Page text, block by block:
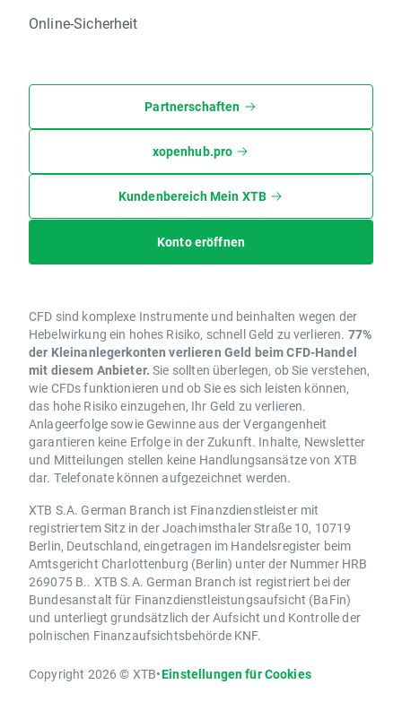
Online-Sicherheit
Partnerschaften
xopenhub.pro
Kundenbereich Mein XTB
Konto eröffnen
CFD sind komplexe Instrumente und beinhalten wegen der
Hebelwirkung ein hohes Risiko, schnell Geld zu verlieren. 77%
der Kleinanlegerkonten verlieren Geld beim CFD-Handel
mit diesem Anbieter. Sie sollten überlegen, ob Sie verstehen,
wie CFDs funktionieren und ob Sie es sich leisten können,
das hohe Risiko einzugehen, Ihr Geld zu verlieren.
Anlageerfolge sowie Gewinne aus der Vergangenheit
garantieren keine Erfolge in der Zukunft. Inhalte, Newsletter
und Mitteilungen stellen keine Handlungsansätze von XTB
dar. Telefonate können aufgezeichnet werden.
XTB S.A. German Branch ist Finanzdienstleister mit
registriertem Sitz in der Joachimsthaler Straße 10, 10719
Berlin, Deutschland, eingetragen im Handelsregister beim
Amtsgericht Charlottenburg (Berlin) unter der Nummer HRB
269075 B.. XTB S.A. German Branch ist registriert bei der
Bundesanstalt für Finanzdienstleistungsaufsicht (BaFin)
und unterliegt grundsätzlich der Aufsicht und Kontrolle der
polnischen Finanzaufsichtsbehörde KNF.
Copyright 2026 © XTB•Einstellungen für Cookies